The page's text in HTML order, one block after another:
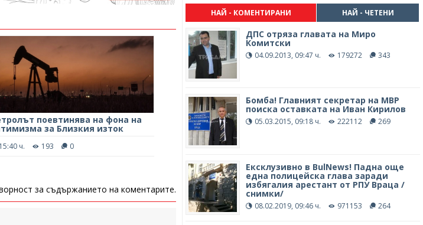
поевтинява на фона на
за Близкия изток
15:40 ч. 193 0
за съдържанието на коментарите.
НАЙ - КОМЕНТИРАНИ НАЙ - ЧЕТЕНИ
ДПС отряза главата на Миро
Комитски
04.09.2013, 09:47 ч. 179272 343
Бомба! Главният секретар на МВР
поиска оставката на Иван Кирилов
05.03.2015, 09:18 ч. 222112 269
Ексклузивно в BulNews! Падна още
една полицейска глава заради
избягалия арестант от РПУ Враца /
снимки/
08.02.2019, 09:46 ч. 971153 264